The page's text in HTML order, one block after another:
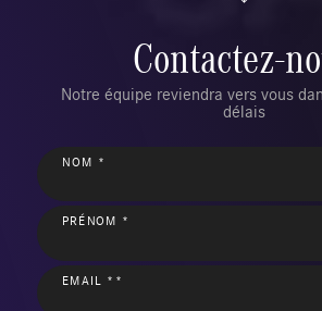
Contactez-
Notre équipe reviendra vers vous
délais
NOM *
PRÉNOM *
EMAIL **